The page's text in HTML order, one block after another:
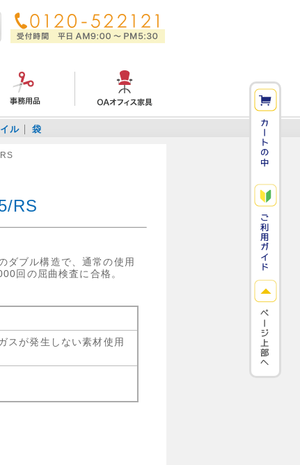
ル 袋
RS
ダブル構造で、通常の使用
回の屈曲検査に合格。
スが発生しない素材使用